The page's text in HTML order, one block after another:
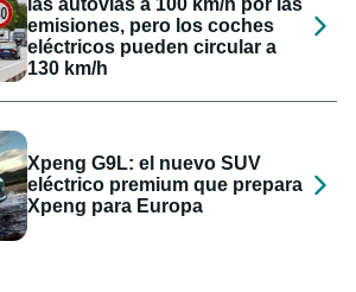
las autovías a 100 km/h por las
emisiones, pero los coches
eléctricos pueden circular a
130 km/h
Xpeng G9L: el nuevo SUV
eléctrico premium que prepara
Xpeng para Europa